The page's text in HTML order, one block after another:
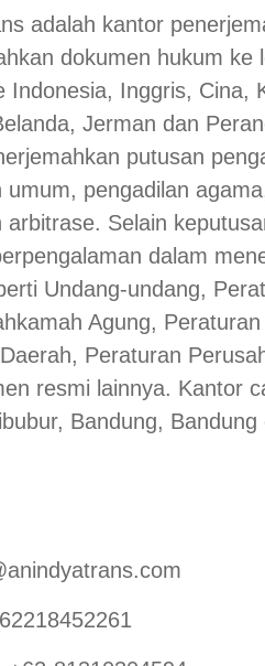
ns adalah kantor
dokumen hukum ke
Indonesia, Inggris, Cina,
Jerman dan
putusan
umum, pengadilan
arbitrase. Selain
dalam
Undang-undang,
Agung,
Peraturan
resmi lainnya. Kantor
Bandung, Bandung